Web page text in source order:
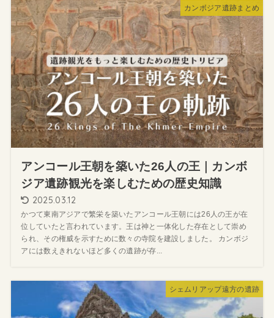
カンボジア遺跡まとめ
アンコール王朝を築いた26人の王｜カンボ
ジア遺跡観光を楽しむための歴史知識
2025.03.12
かつて東南アジアで繁栄を築いたアンコール王朝には26人の王が在
位していたと言われています。王は神と一体化した存在として崇め
られ、その権威を示すために数々の寺院を建設しました。 カンボジ
アには数えきれないほど多くの遺跡が存...
シェムリアップ遠方の遺跡